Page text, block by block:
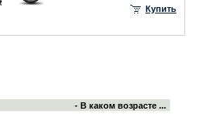
Купить
- В каком возрасте ...